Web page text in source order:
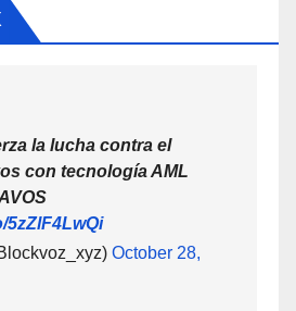
la lucha contra el
con tecnología AML
5zZlF4LwQi
October 28,